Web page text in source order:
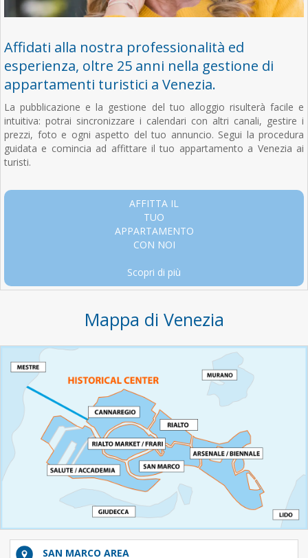
Affidati alla nostra professionalità ed
esperienza, oltre 25 anni nella gestione di
appartamenti turistici a Venezia.
La pubblicazione e la gestione del tuo alloggio risulterà facile e
intuitiva: potrai sincronizzare i calendari con altri canali, gestire i
prezzi, foto e ogni aspetto del tuo annuncio. Segui la procedura
guidata e comincia ad affittare il tuo appartamento a Venezia ai
turisti.
AFFITTA IL
TUO
APPARTAMENTO
CON NOI
Scopri di più
Mappa di Venezia
SAN MARCO AREA